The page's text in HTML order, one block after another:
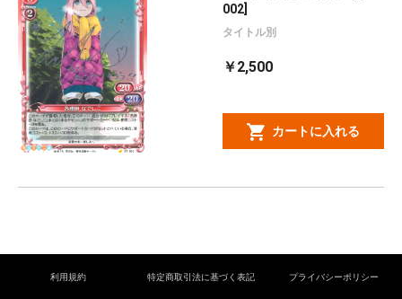
002]
タイトル別
￥2,500
カートに入れる
利用規約 特定商取引法に基づく表記 プライバシーポリシー